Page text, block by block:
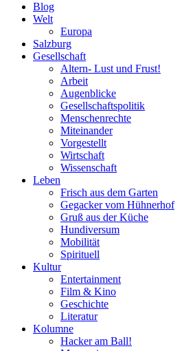
Blog
Welt
Europa
Salzburg
Gesellschaft
Altern- Lust und Frust!
Arbeit
Augenblicke
Gesellschaftspolitik
Menschenrechte
Miteinander
Vorgestellt
Wirtschaft
Wissenschaft
Leben
Frisch aus dem Garten
Gegacker vom Hühnerhof
Gruß aus der Küche
Hundiversum
Mobilität
Spirituell
Kultur
Entertainment
Film & Kino
Geschichte
Literatur
Kolumne
Hacker am Ball!